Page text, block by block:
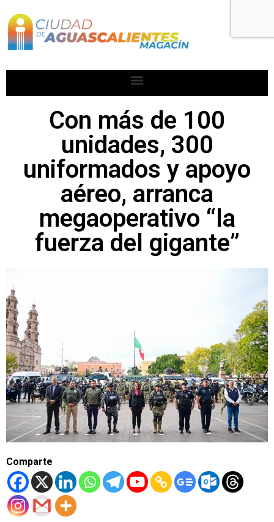
Con más de 100
unidades, 300
uniformados y apoyo
aéreo, arranca
megaoperativo “la
fuerza del gigante”
Comparte